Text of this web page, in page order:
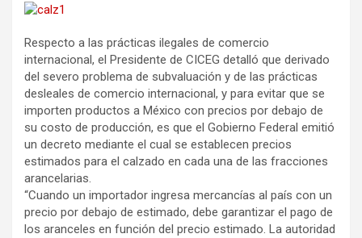
Respecto a las prácticas ilegales de comercio
internacional, el Presidente de CICEG detalló que derivado
del severo problema de subvaluación y de las prácticas
desleales de comercio internacional, y para evitar que se
importen productos a México con precios por debajo de
su costo de producción, es que el Gobierno Federal emitió
un decreto mediante el cual se establecen precios
estimados para el calzado en cada una de las fracciones
arancelarias.
“Cuando un importador ingresa mercancías al país con un
precio por debajo de estimado, debe garantizar el pago de
los aranceles en función del precio estimado. La autoridad